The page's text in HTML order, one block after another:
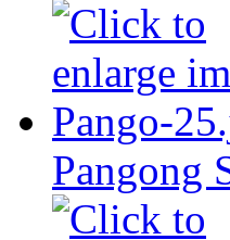
Pangong